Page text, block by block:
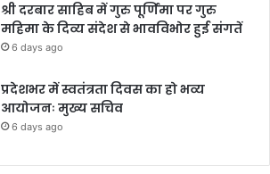
श्री दरबार साहिब में गुरु पूर्णिमा पर गुरु
महिमा के दिव्य संदेश से भावविभोर हुई संगतें
6 days ago
प्रदेशभर में स्वतंत्रता दिवस का हो भव्य
आयोजनः मुख्य सचिव
6 days ago